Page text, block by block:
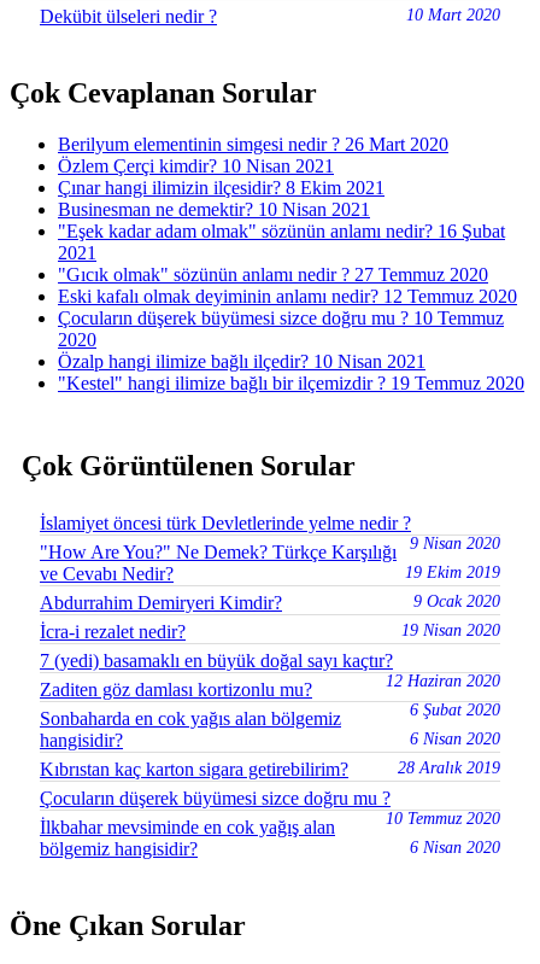
Dekübit ülseleri nedir ? 10 Mart 2020
Çok Cevaplanan Sorular
Berilyum elementinin simgesi nedir ? 26 Mart 2020
Özlem Çerçi kimdir? 10 Nisan 2021
Çınar hangi ilimizin ilçesidir? 8 Ekim 2021
Businesman ne demektir? 10 Nisan 2021
"Eşek kadar adam olmak" sözünün anlamı nedir? 16 Şubat
2021
"Gıcık olmak" sözünün anlamı nedir ? 27 Temmuz 2020
Eski kafalı olmak deyiminin anlamı nedir? 12 Temmuz 2020
Çocuların düşerek büyümesi sizce doğru mu ? 10 Temmuz
2020
Özalp hangi ilimize bağlı ilçedir? 10 Nisan 2021
"Kestel" hangi ilimize bağlı bir ilçemizdir ? 19 Temmuz 2020
Çok Görüntülenen Sorular
İslamiyet öncesi türk Devletlerinde yelme nedir ?
9 Nisan 2020
"How Are You?" Ne Demek? Türkçe Karşılığı
ve Cevabı Nedir?
19 Ekim 2019
Abdurrahim Demiryeri Kimdir? 9 Ocak 2020
İcra-i rezalet nedir? 19 Nisan 2020
7 (yedi) basamaklı en büyük doğal sayı kaçtır?
12 Haziran 2020
Zaditen göz damlası kortizonlu mu?
6 Şubat 2020
Sonbaharda en cok yağıs alan bölgemiz
hangisidir?
6 Nisan 2020
Kıbrıstan kaç karton sigara getirebilirim? 28 Aralık 2019
Çocuların düşerek büyümesi sizce doğru mu ?
10 Temmuz 2020
İlkbahar mevsiminde en cok yağış alan
bölgemiz hangisidir?
6 Nisan 2020
Öne Çıkan Sorular